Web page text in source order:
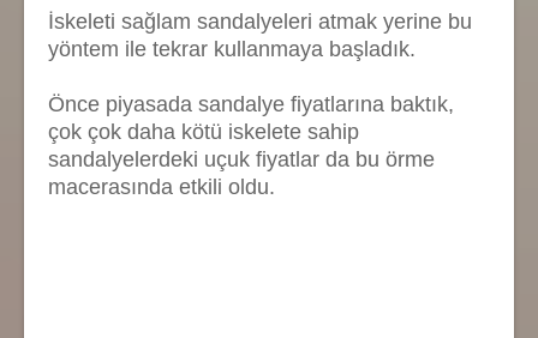
İskeleti sağlam sandalyeleri atmak yerine bu
yöntem ile tekrar kullanmaya başladık.
Önce piyasada sandalye fiyatlarına baktık,
çok çok daha kötü iskelete sahip
sandalyelerdeki uçuk fiyatlar da bu örme
macerasında etkili oldu.